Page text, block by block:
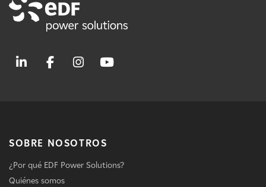
SOBRE NOSOTROS
¿Por qué EDF Power Solutions?
Quiénes somos